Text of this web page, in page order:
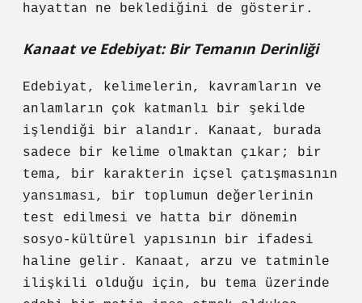
hayattan ne beklediğini de gösterir.
Kanaat ve Edebiyat: Bir Temanın Derinliği
Edebiyat, kelimelerin, kavramların ve
anlamların çok katmanlı bir şekilde
işlendiği bir alandır. Kanaat, burada
sadece bir kelime olmaktan çıkar; bir
tema, bir karakterin içsel çatışmasının
yansıması, bir toplumun değerlerinin
test edilmesi ve hatta bir dönemin
sosyo-kültürel yapısının bir ifadesi
haline gelir. Kanaat, arzu ve tatminle
ilişkili olduğu için, bu tema üzerinde